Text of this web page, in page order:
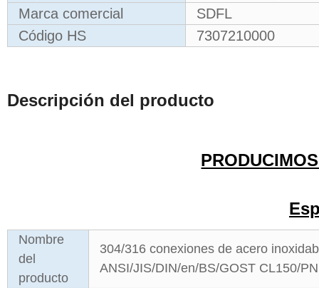
Marca comercial
SDFL
Código HS
7307210000
Descripción del producto
Nombre
del
producto
304/316 conexiones de acero
ANSI/JIS/DIN/en/BS/GOST CL150/